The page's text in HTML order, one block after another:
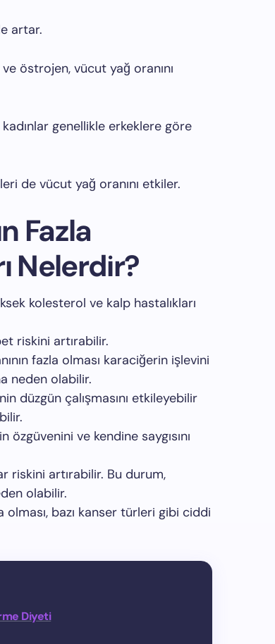
artar.
östrojen, vücut yağ oranını
genellikle erkeklere göre
de vücut yağ oranını etkiler.
Fazla
Nelerdir?
kolesterol ve kalp hastalıkları
riskini artırabilir.
fazla olması karaciğerin işlevini
neden olabilir.
düzgün çalışmasını etkileyebilir
ve kendine saygısını
riskini artırabilir. Bu durum,
olabilir.
olması, bazı kanser türleri gibi ciddi
Diyeti